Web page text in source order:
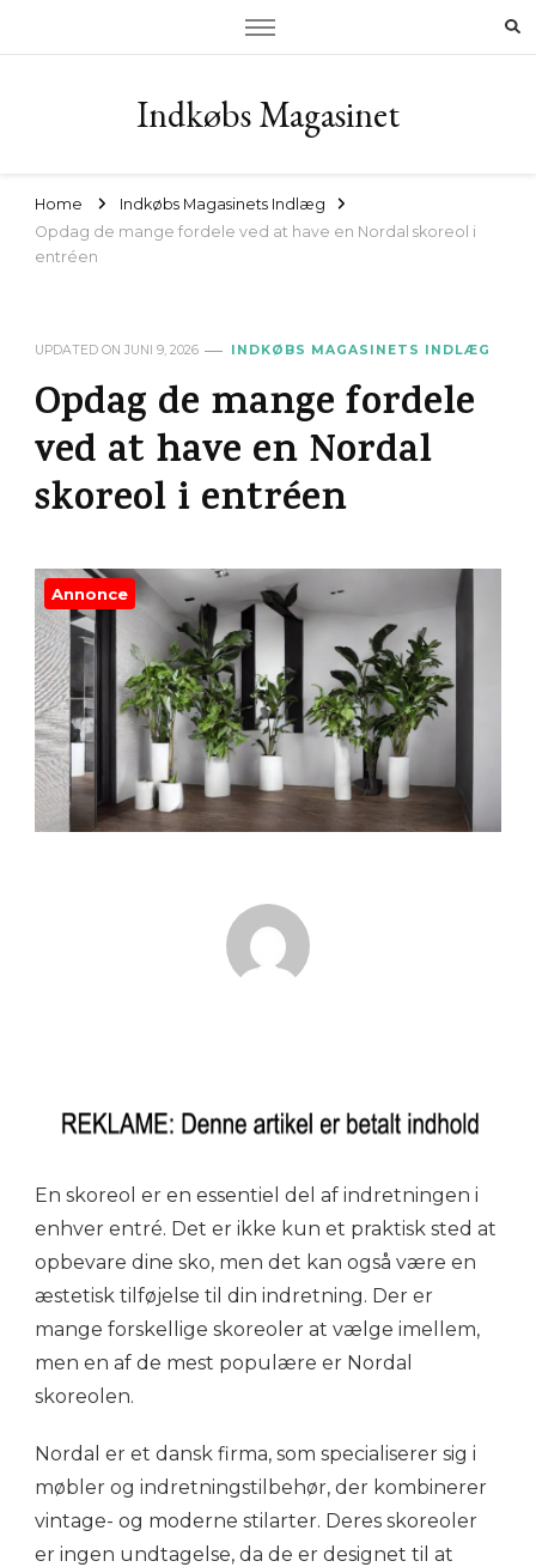
Indkøbs Magasinet
Home
Indkøbs Magasinets Indlæg
Opdag de mange fordele ved at have en Nordal skoreol i
entréen
UPDATED ON JUNI 9, 2026 INDKØBS MAGASINETS INDLÆG
Opdag de mange fordele
ved at have en Nordal
skoreol i entréen
Annonce
En skoreol er en essentiel del af indretningen i
enhver entré. Det er ikke kun et praktisk sted at
opbevare dine sko, men det kan også være en
æstetisk tilføjelse til din indretning. Der er
mange forskellige skoreoler at vælge imellem,
men en af de mest populære er Nordal
skoreolen.
Nordal er et dansk firma, som specialiserer sig i
møbler og indretningstilbehør, der kombinerer
vintage- og moderne stilarter. Deres skoreoler
er ingen undtagelse, da de er designet til at